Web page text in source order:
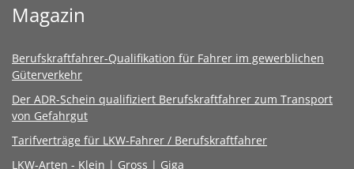
Magazin
Berufskraftfahrer-Qualifikation für Fahrer im gewerblichen
Güterverkehr
Der ADR-Schein qualifiziert Berufskraftfahrer zum Transport
von Gefahrgut
Tarifverträge für LKW-Fahrer / Berufskraftfahrer
LKW-Arten - Klein | Gross | Giga